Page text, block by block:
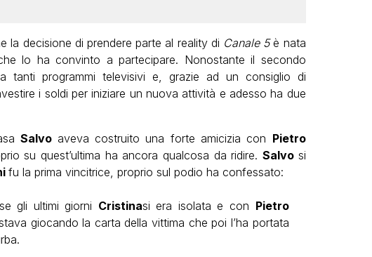
la decisione di prendere parte al reality di Canale 5è nata
lo ha convinto a partecipare. Nonostante il secondo
tanti programmi televisivi e, grazie ad un consiglio di
i soldi per iniziare un nuova attività e adesso ha due
Salvo aveva costruito una forte amicizia con Pietro
su quest’ultima ha ancora qualcosa da ridire. Salvo si
fu la prima vincitrice, proprio sul podio ha confessato:
gli ultimi giorni Cristinasi era isolata e con Pietro
giocando la carta della vittima che poi l’ha portata